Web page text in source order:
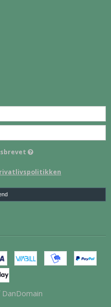
DanDomain